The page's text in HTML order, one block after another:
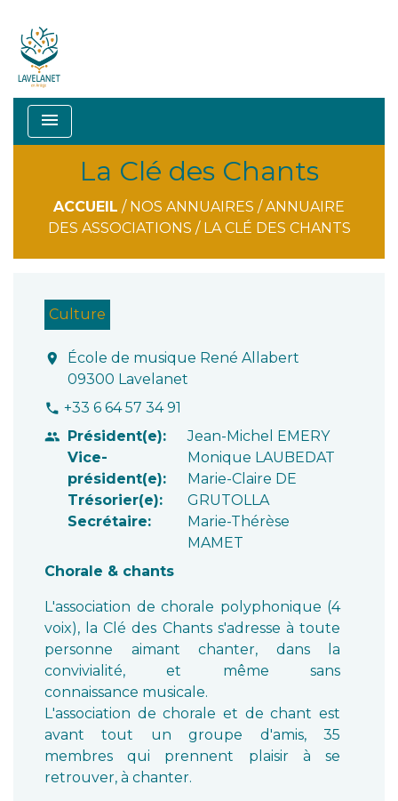
menu
La Clé des Chants
ACCUEIL / NOS ANNUAIRES /ANNUAIRE
DES ASSOCIATIONS / LA CLÉ DES CHANTS
Culture
location_on
École de musique René Allabert
09300 Lavelanet
phone +33 6 64 57 34 91
people Président(e):
Vice-
président(e):
Trésorier(e):
Secrétaire:
Jean-Michel EMERY
Monique LAUBEDAT
Marie-Claire DE
GRUTOLLA
Marie-Thérèse
MAMET
Chorale & chants
L'association de chorale polyphonique (4
voix), la Clé des Chants s'adresse à toute
personne aimant chanter, dans la
convivialité, et même sans
connaissance musicale.
L'association de chorale et de chant est
avant tout un groupe d'amis, 35
membres qui prennent plaisir à se
retrouver, à chanter.